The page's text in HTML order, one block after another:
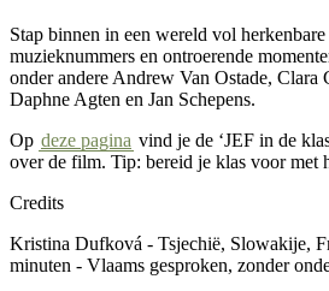
Stap binnen in een wereld vol
muzieknummers en ontroerende
onder andere Andrew Van Ostade, Clara
Daphne Agten en Jan Schepens.
Op deze pagina vind je de ‘JEF in de
over de film. Tip: bereid je klas voor met
Credits
Kristina Dufková - Tsjechië, Slowakije, F
minuten - Vlaams gesproken, zonder